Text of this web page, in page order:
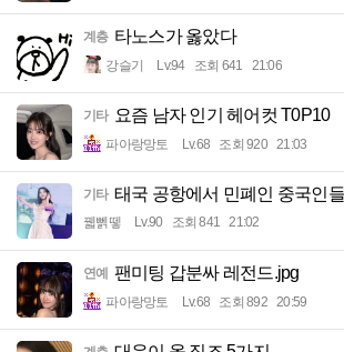
계층 타노스가 옳았다
강슬기 Lv.94 조회 641 21:06
기타 요즘 남자 인기 헤어컷 T0P10
파아랑망토 Lv.68 조회 920 21:03
기타 태국 공항에서 민폐인 중국인들
꿻뻵뗗 Lv.90 조회 841 21:02
연예 팬미팅 갑분싸 레전드.jpg
파아랑망토 Lv.68 조회 892 20:59